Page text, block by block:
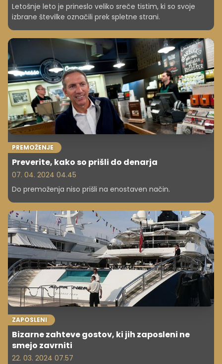
Letošnje leto je prineslo veliko sreče tistim, ki so svoje
izbrane številke označili prek spletne strani.
PREMOŽENJE
Preverite, kako so prišli do denarja
07. 04. 2024 04.45
Do premoženja niso prišli na enostaven način.
ZAPOSLENI
Bizarne zahteve gostov, ki jih zaposleni ne
smejo zavrniti
22. 03. 2024 07.57